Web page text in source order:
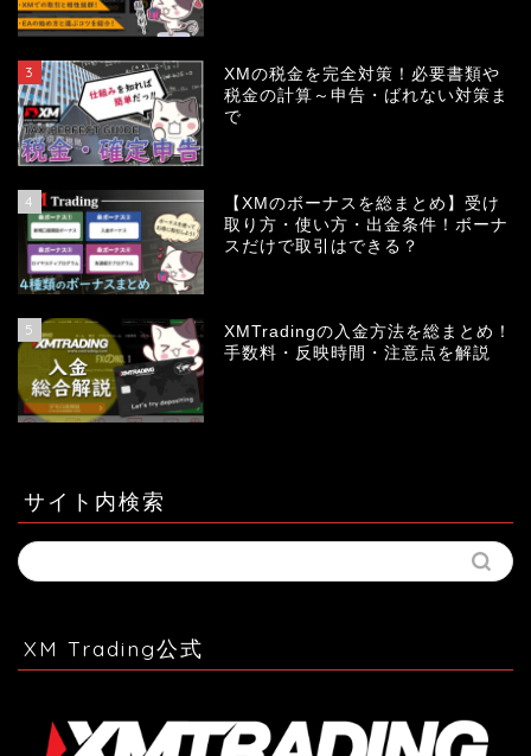
3
XMの税金を完全対策！必要書類や
税金の計算～申告・ばれない対策ま
で
4
【XMのボーナスを総まとめ】受け
取り方・使い方・出金条件！ボーナ
スだけで取引はできる？
5
XMTradingの入金方法を総まとめ！
手数料・反映時間・注意点を解説
サイト内検索
XM Trading公式